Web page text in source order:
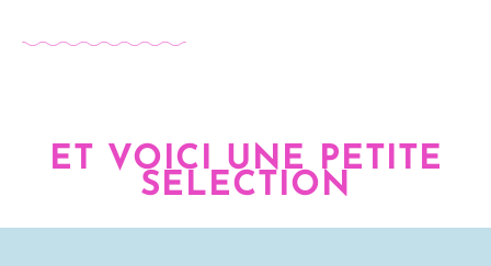
ET VOICI UNE PETITE
SELECTION